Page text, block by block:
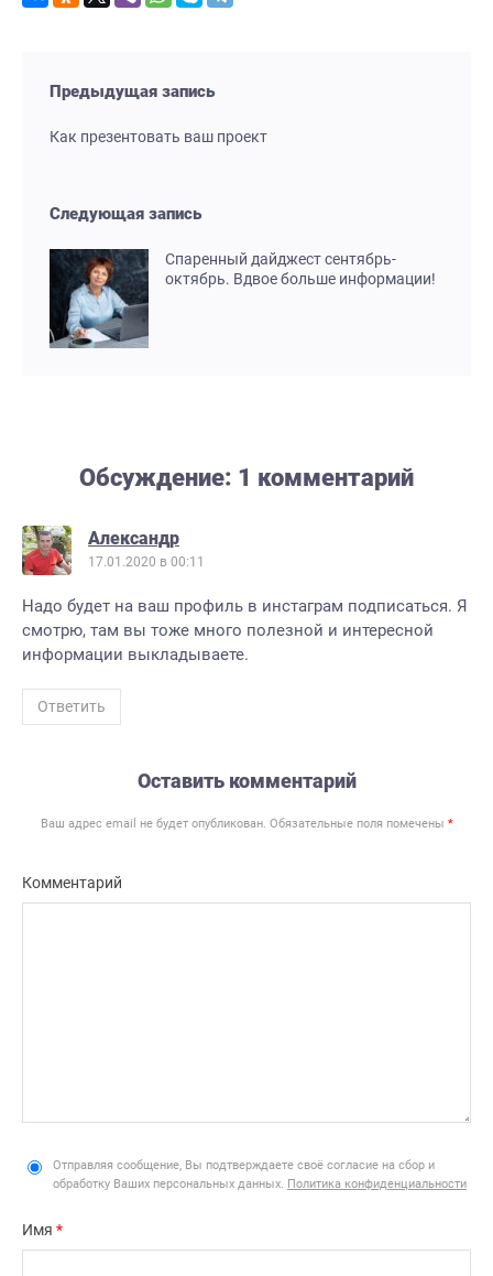
Предыдущая запись
Как презентовать ваш проект
Следующая запись
Спаренный дайджест сентябрь-
октябрь. Вдвое больше информации!
Обсуждение: 1 комментарий
Александр
17.01.2020 в 00:11
Надо будет на ваш профиль в инстаграм подписаться. Я
смотрю, там вы тоже много полезной и интересной
информации выкладываете.
Ответить
Оставить комментарий
Ваш адрес email не будет опубликован. Обязательные поля помечены *
Комментарий
Отправляя сообщение, Вы подтверждаете своё согласие на сбор и
обработку Ваших персональных данных. Политика конфиденциальности
Имя *